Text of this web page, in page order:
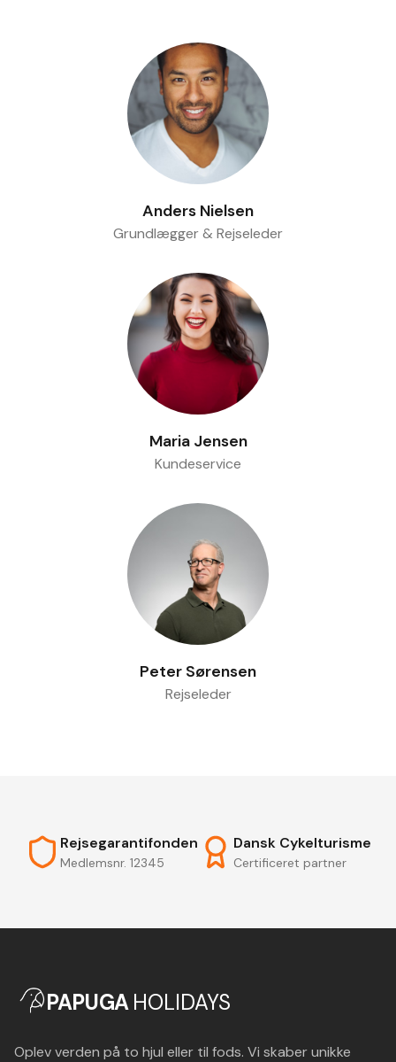
Anders Nielsen
Grundlægger & Rejseleder
Maria Jensen
Kundeservice
Peter Sørensen
Rejseleder
Rejsegarantifonden
Medlemsnr. 12345
Dansk Cykelturisme
Certificeret partner
PAPUGA HOLIDAYS
Oplev verden på to hjul eller til fods. Vi skaber unikke